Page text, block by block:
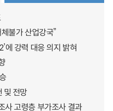
불가 산업강국”
에 강력 대응 의지 밝혀
및 전망
고령층 부가조사 결과